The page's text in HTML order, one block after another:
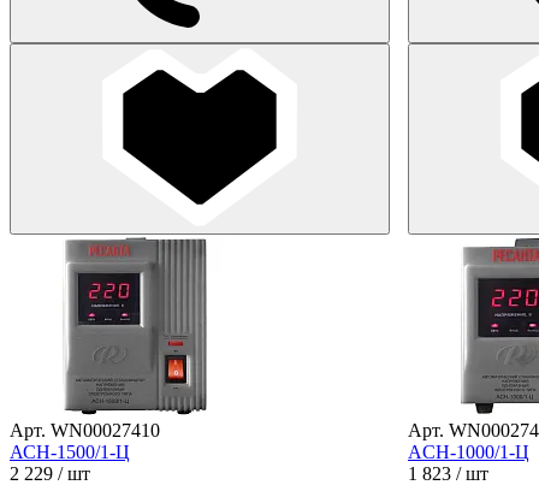
Арт. WN00027410
АСН-1500/1-Ц
2 229 / шт
Арт.
ACH-1000/1-Ц
1 823 / шт